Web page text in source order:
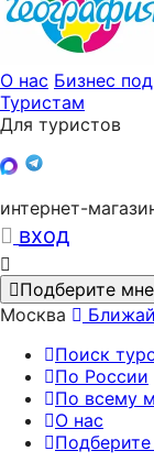
О нас Бизнес
Туристам
Для туристов
интернет-
вход
Подберите
Москва
Поиск
По России
По всему
О нас